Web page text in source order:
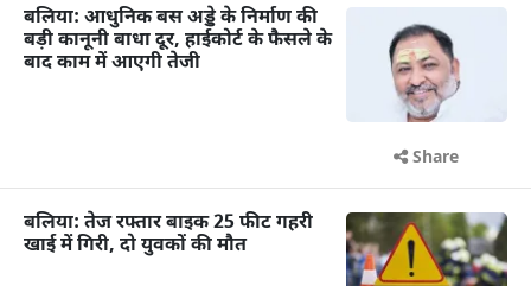
बलिया: आधुनिक बस अड्डे के निर्माण की
बड़ी कानूनी बाधा दूर, हाईकोर्ट के फैसले के
बाद काम में आएगी तेजी
Share
बलिया: तेज रफ्तार बाइक 25 फीट गहरी
खाई में गिरी, दो युवकों की मौत